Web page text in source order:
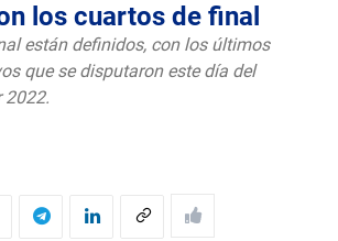
los cuartos de final
están definidos, con los últimos
que se disputaron este día del
2022.